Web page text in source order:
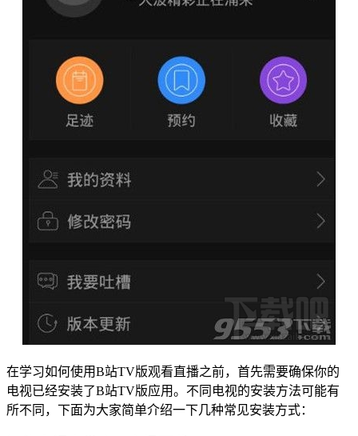
在学习如何使用B站TV版观看直播之前，首先需要确保你的
电视已经安装了B站TV版应用。不同电视的安装方法可能有
所不同，下面为大家简单介绍一下几种常见安装方式：